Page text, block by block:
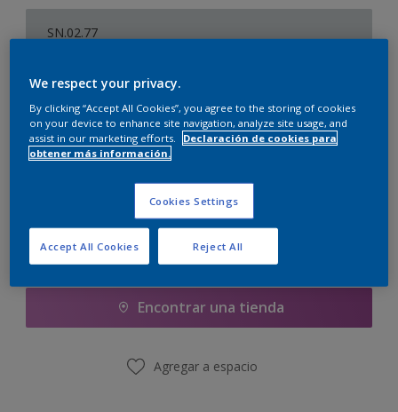
SN.02.77
1 litros
1 litros
5 L
Cantidad Calculadora de pintura
Agregar a la lista de deseos
Encontrar una tienda
Agregar a espacio
We respect your privacy.
By clicking “Accept All Cookies”, you agree to the storing of cookies
on your device to enhance site navigation, analyze site usage, and
assist in our marketing efforts.
Declaración de cookies para
obtener más información.
Cookies Settings
Reject All
Accept All Cookies